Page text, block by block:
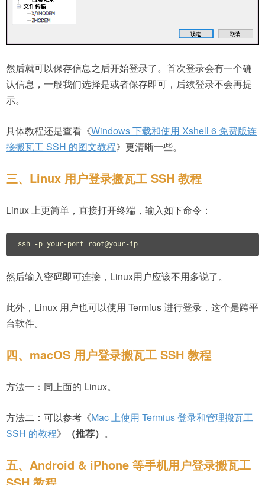
然后就可以保存信息之后开始登录了。首次登录会有一个确
认信息，一般我们选择是或者保存即可，后续登录不会再提
示。
具体教程还是查看《Windows 下载和使用 Xshell 6 免费版连
接搬瓦工 SSH 的图文教程》更清晰一些。
三、Linux 用户登录搬瓦工 SSH 教程
Linux 上更简单，直接打开终端，输入如下命令：
ssh -p your-port root@your-ip
然后输入密码即可连接，Linux用户应该不用多说了。
此外，Linux 用户也可以使用 Termius 进行登录，这个是跨平
台软件。
四、macOS 用户登录搬瓦工 SSH 教程
方法一：同上面的 Linux。
方法二：可以参考《Mac 上使用 Termius 登录和管理搬瓦工
SSH 的教程》 （推荐） 。
五、Android & iPhone 等手机用户登录搬瓦工